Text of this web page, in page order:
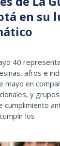
en su
40
afros e
mayo en
y
cumplimiento
los